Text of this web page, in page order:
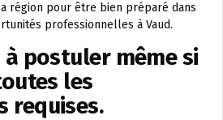
région pour être bien préparé dans
professionnelles à Vaud.
à postuler même si
les
requises.